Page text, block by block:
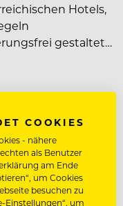
Hotels,
gestaltet…
COOKIES
- nähere
als Benutzer
am Ende
um Cookies
besuchen zu
Einstellungen“, um